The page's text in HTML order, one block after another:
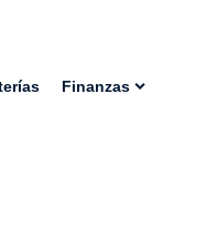
Finanzas